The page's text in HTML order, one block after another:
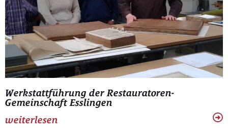
Werkstattführung der Restauratoren-
Gemeinschaft Esslingen
weiterlesen